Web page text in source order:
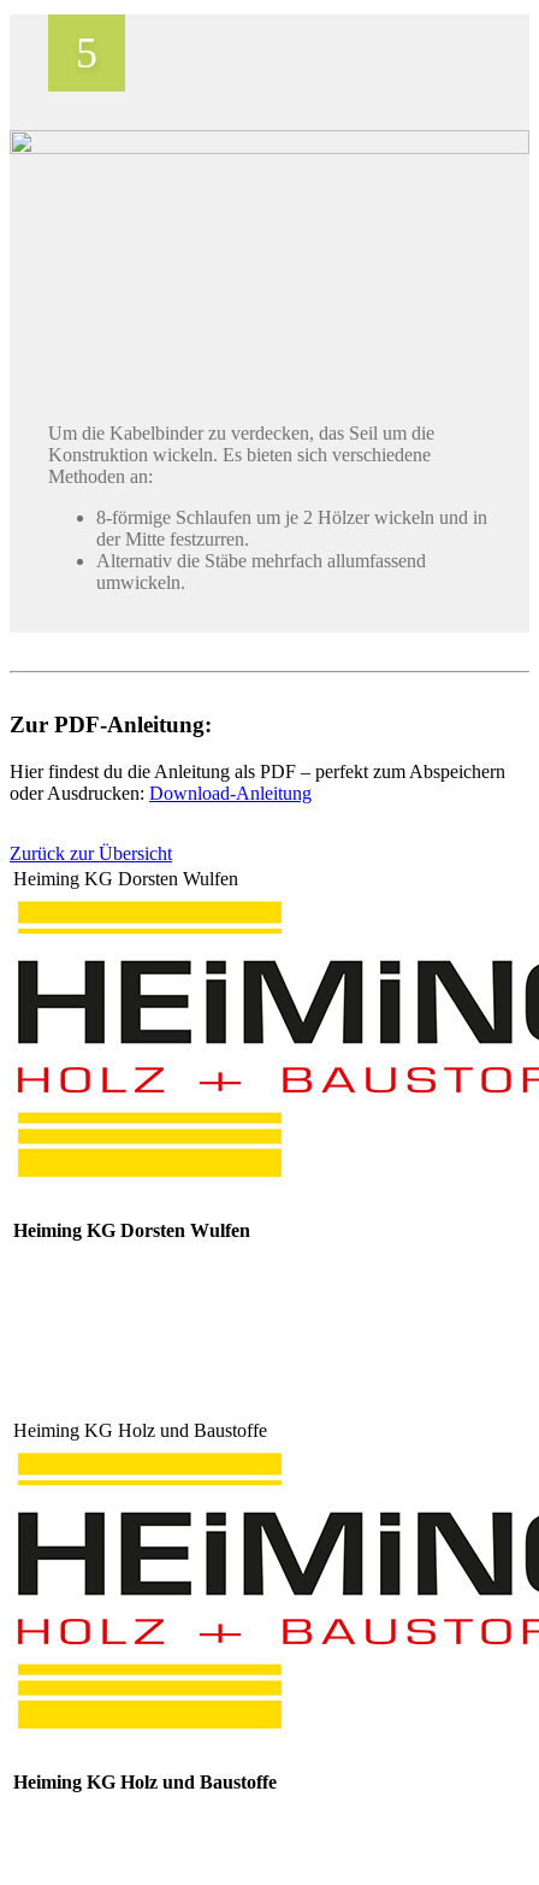
Um die Kabelbinder zu verdecken, das Seil um die
Konstruktion wickeln. Es bieten sich verschiedene
Methoden an:
8-förmige Schlaufen um je 2 Hölzer wickeln und in
der Mitte festzurren.
Alternativ die Stäbe mehrfach allumfassend
umwickeln.
Zur PDF-Anleitung:
Hier findest du die Anleitung als PDF – perfekt zum Abspeichern
oder Ausdrucken: Download-Anleitung
Zurück zur Übersicht
Heiming KG Dorsten Wulfen
Heiming KG Dorsten Wulfen
Heiming KG Holz und Baustoffe
Heiming KG Holz und Baustoffe